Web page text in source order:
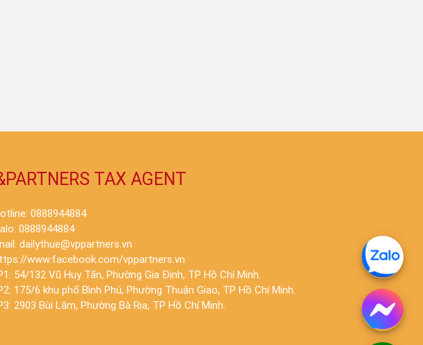
TAX AGENT
0888944884
0888944884
dailythue@vppartners.vn
www.facebook.com/vppartners.vn
54/132 Vũ Huy Tấn, Phường Gia Định, TP Hồ Chí Minh.
175/6 khu phố Bình Phú, Phường Thuận Giao, TP Hồ Chí Minh.
2903 Bùi Lâm, Phường Bà Rịa, TP Hồ Chí Minh.